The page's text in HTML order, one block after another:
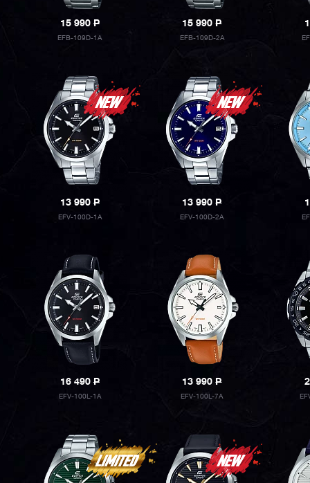
15 990P
EFB-109D-1A
15 990P
EFB-109D-2A
13 990P
EFV-100D-1A
13 990P
EFV-100D-2A
16 490P
EFV-100L-1A
13 990P
EFV-100L-7A